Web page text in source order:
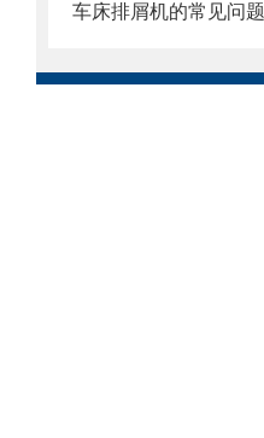
车床排屑机的常见问